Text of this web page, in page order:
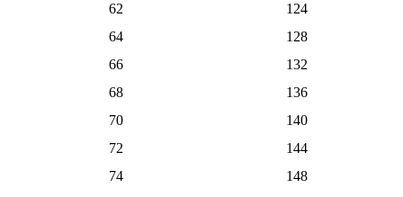
62
124
64
128
66
132
68
136
70
140
72
144
74
148